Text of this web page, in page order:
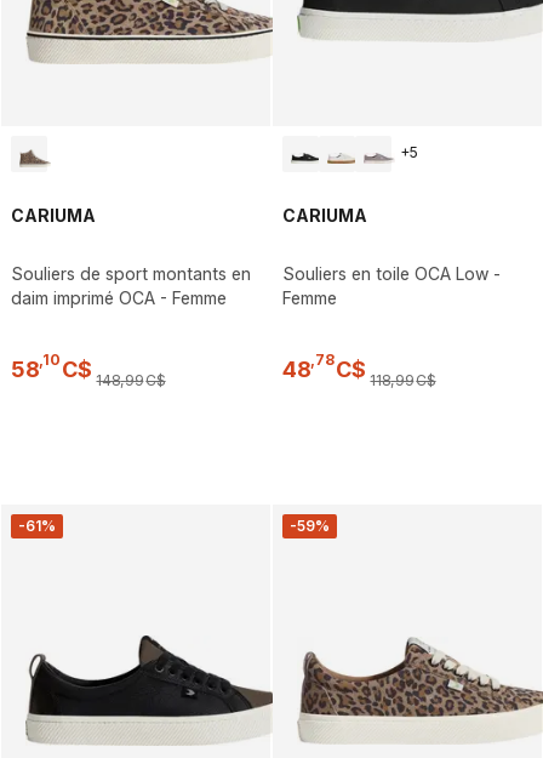
CARIUMA
Souliers de sport montants en
daim imprimé OCA - Femme
58,10 C$ 148,99C$
+5
CARIUMA
Souliers en toile OCA Low -
Femme
48,78C$ 118,99C$
-61% -59%